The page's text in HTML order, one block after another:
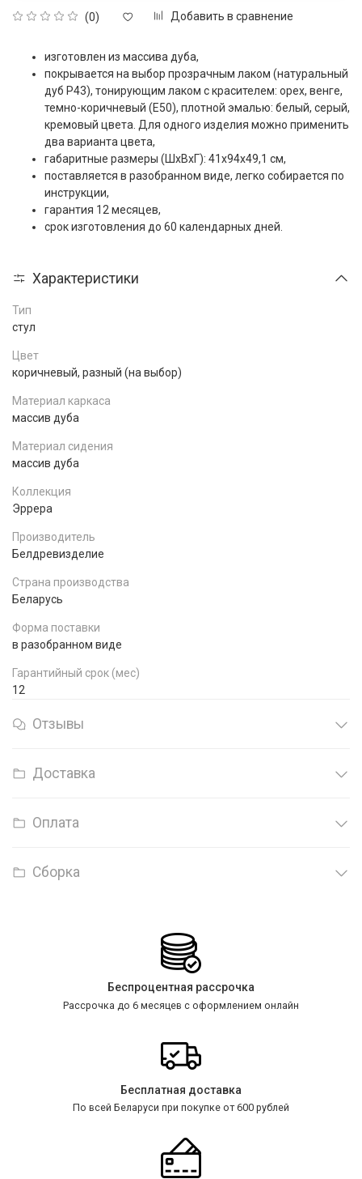
(0) Добавить в сравнение
изготовлен из массива дуба,
покрывается на выбор прозрачным лаком (натуральный
дуб Р43), тонирующим лаком с красителем: орех, венге,
темно-коричневый (Е50), плотной эмалью: белый, серый,
кремовый цвета. Для одного изделия можно применить
два варианта цвета,
габаритные размеры (ШxВxГ): 41х94х49,1 см,
поставляется в разобранном виде, легко собирается по
инструкции,
гарантия 12 месяцев,
срок изготовления до 60 календарных дней.
Характеристики
Тип
стул
Цвет
коричневый, разный (на выбор)
Материал каркаса
массив дуба
Материал сидения
массив дуба
Коллекция
Эррера
Производитель
Белдревизделие
Страна производства
Беларусь
Форма поставки
в разобранном виде
Гарантийный срок (мес)
12
Отзывы
Доставка
Оплата
Сборка
Беспроцентная рассрочка
Рассрочка до 6 месяцев с оформлением онлайн
Бесплатная доставка
По всей Беларуси при покупке от 600 рублей